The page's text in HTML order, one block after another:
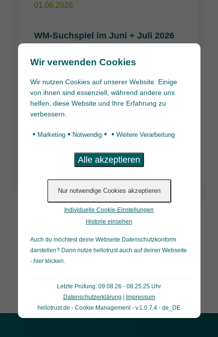
01.06.2026
WM-Suchspiel im Juni + Juli 2026
uns? – Mitmachen, mitraten und jede
Woche die Chance auf tolle Gewinne
sichern. Unsere […]
Weiterlesen
3 4
Alle News
Wir verwenden Cookies
Wir nutzen Cookies auf unserer Website. Einige
von ihnen sind essenziell, während andere uns
helfen, diese Website und Ihre Erfahrung zu
verbessern.
• Marketing • Notwendig • • Weitere Verarbeitung
Individuelle Cookie-Einstellungen
Historie einsehen
Auch du möchtest deine Webseite Datenschutzkonform
darstellen? Dann nutze hellotrust auch auf deiner Webseite
- hier klicken
Letzte Prüfung: 09.08.26 - 08:25:25 Uhr
Datenschutzerklärung | Impressum
hellotrust.de - Cookie Management - v.1.0.7.4 - de_DE